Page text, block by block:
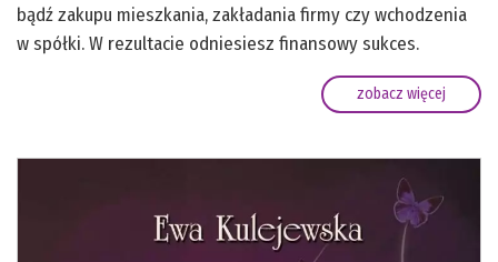
bądź zakupu mieszkania, zakładania firmy czy wchodzenia
w spółki. W rezultacie odniesiesz finansowy sukces.
zobacz więcej